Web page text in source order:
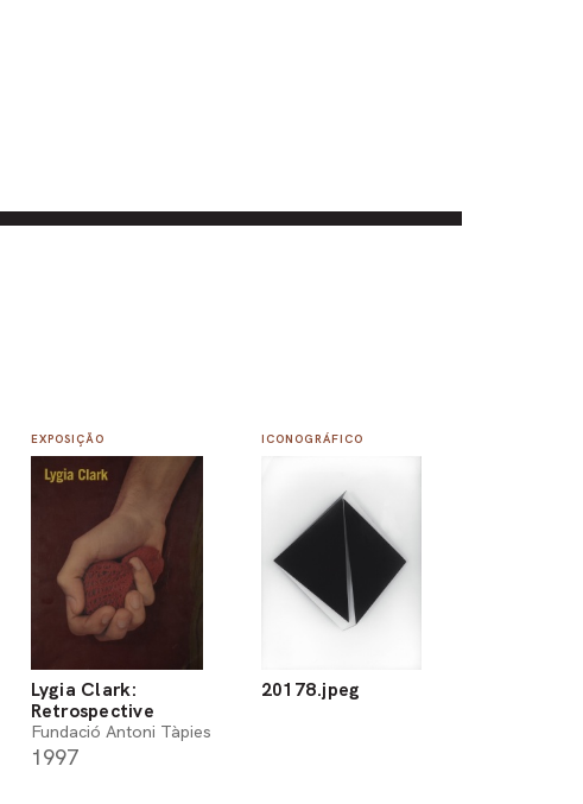
EXPOSIÇÃO
Lygia Clark:
Retrospective
Fundació Antoni Tàpies
1997
ICONOGRÁFICO
20178.jpeg